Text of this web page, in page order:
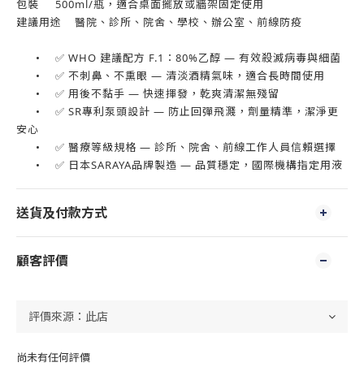
包裝
500ml/瓶，適合桌面擺放或牆架固定使用
建議用途
醫院、診所、院舍、學校、辦公室、前線防疫
•
✅ WHO 建議配方 F.1：80%乙醇 — 有效殺滅病毒與細菌
•
✅ 不刺鼻、不熏眼 — 清淡酒精氣味，適合長時間使用
•
✅ 用後不黏手 — 快速揮發，乾爽清潔無殘留
•
✅ SR專利泵頭設計 — 防止回彈飛濺，劑量精準，潔淨更
安心
•
✅ 醫療等級規格 — 診所、院舍、前線工作人員信賴選擇
•
✅ 日本SARAYA品牌製造 — 品質穩定，國際機構指定用液
送貨及付款方式
顧客評價
尚未有任何評價